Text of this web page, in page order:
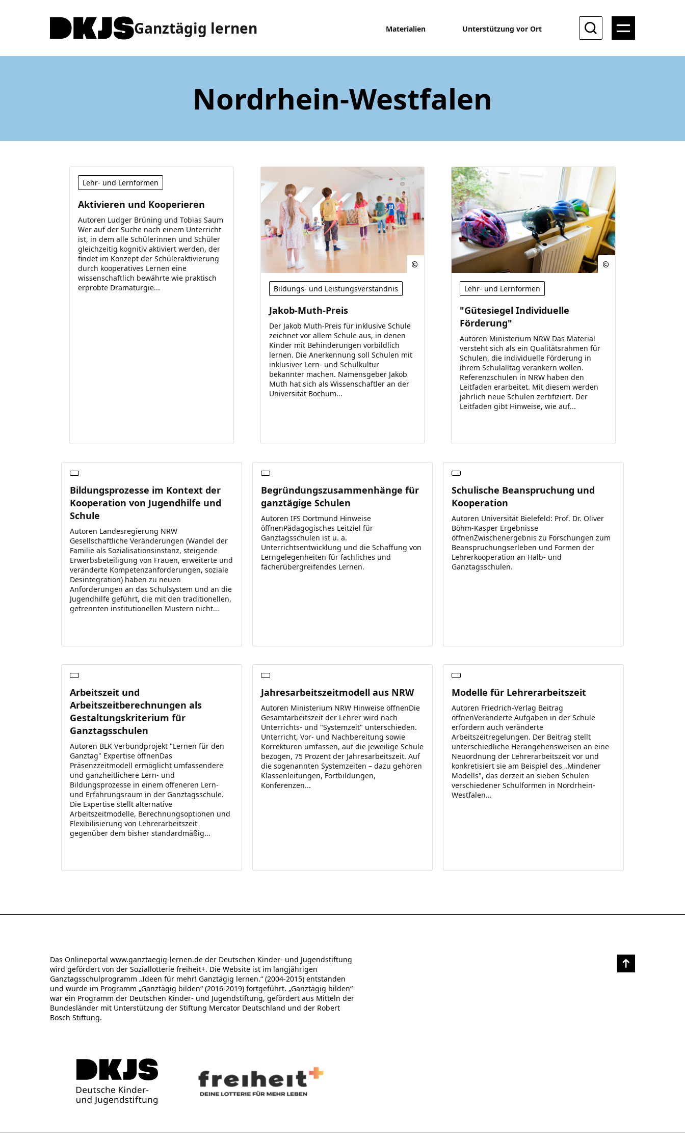
Ganztägig lernen Materialien Unterstützung vor Ort
Nordrhein-Westfalen
Lehr- und Lernformen
Aktivieren und Kooperieren
Autoren Ludger Brüning und Tobias Saum
Wer auf der Suche nach einem Unterricht
ist, in dem alle Schülerinnen und Schüler
gleichzeitig kognitiv aktiviert werden, der
findet im Konzept der Schüleraktivierung
durch kooperatives Lernen eine
wissenschaftlich bewährte wie praktisch
erprobte Dramaturgie...
Bildungs- und Leistungsverständnis
Jakob-Muth-Preis
Der Jakob Muth-Preis für inklusive Schule
zeichnet vor allem Schule aus, in denen
Kinder mit Behinderungen vorbildlich
lernen. Die Anerkennung soll Schulen mit
inklusiver Lern- und Schulkultur
bekannter machen. Namensgeber Jakob
Muth hat sich als Wissenschaftler an der
Universität Bochum...
Lehr- und Lernformen
"Gütesiegel Individuelle
Förderung"
Autoren Ministerium NRW Das Material
versteht sich als ein Qualitätsrahmen für
Schulen, die individuelle Förderung in
ihrem Schulalltag verankern wollen.
Referenzschulen in NRW haben den
Leitfaden erarbeitet. Mit diesem werden
jährlich neue Schulen zertifiziert. Der
Leitfaden gibt Hinweise, wie auf...
Bildungsprozesse im Kontext der
Kooperation von Jugendhilfe und
Schule
Autoren Landesregierung NRW
Gesellschaftliche Veränderungen (Wandel der
Familie als Sozialisationsinstanz, steigende
Erwerbsbeteiligung von Frauen, erweiterte und
veränderte Kompetenzanforderungen, soziale
Desintegration) haben zu neuen
Anforderungen an das Schulsystem und an die
Jugendhilfe geführt, die mit den traditionellen,
getrennten institutionellen Mustern nicht...
Begründungszusammenhänge für
ganztägige Schulen
Autoren IFS Dortmund Hinweise
öffnenPädagogisches Leitziel für
Ganztagsschulen ist u. a.
Unterrichtsentwicklung und die Schaffung von
Lerngelegenheiten für fachliches und
fächerübergreifendes Lernen.
Schulische Beanspruchung und
Kooperation
Autoren Universität Bielefeld: Prof. Dr. Oliver
Böhm-Kasper Ergebnisse
öffnenZwischenergebnis zu Forschungen zum
Beanspruchungserleben und Formen der
Lehrerkooperation an Halb- und
Ganztagsschulen.
Arbeitszeit und
Arbeitszeitberechnungen als
Gestaltungskriterium für
Ganztagsschulen
Autoren BLK Verbundprojekt "Lernen für den
Ganztag" Expertise öffnenDas
Präsenzzeitmodell ermöglicht umfassendere
und ganzheitlichere Lern- und
Bildungsprozesse in einem offeneren Lern-
und Erfahrungsraum in der Ganztagsschule.
Die Expertise stellt alternative
Arbeitszeitmodelle, Berechnungsoptionen und
Flexibilisierung von Lehrerarbeitszeit
gegenüber dem bisher standardmäßig...
Jahresarbeitszeitmodell aus NRW
Autoren Ministerium NRW Hinweise öffnenDie
Gesamtarbeitszeit der Lehrer wird nach
Unterrichts- und "Systemzeit" unterschieden.
Unterricht, Vor- und Nachbereitung sowie
Korrekturen umfassen, auf die jeweilige Schule
bezogen, 75 Prozent der Jahresarbeitszeit. Auf
die sogenannten Systemzeiten – dazu gehören
Klassenleitungen, Fortbildungen,
Konferenzen...
Modelle für Lehrerarbeitszeit
Autoren Friedrich-Verlag Beitrag
öffnenVeränderte Aufgaben in der Schule
erfordern auch veränderte
Arbeitszeitregelungen. Der Beitrag stellt
unterschiedliche Herangehensweisen an eine
Neuordnung der Lehrerarbeitszeit vor und
konkretisiert sie am Beispiel des „Mindener
Modells", das derzeit an sieben Schulen
verschiedener Schulformen in Nordrhein-
Westfalen...
Das Onlineportal www.ganztaegig-lernen.de der Deutschen Kinder- und Jugendstiftung
wird gefördert von der Soziallotterie freiheit+. Die Website ist im langjährigen
Ganztagsschulprogramm „Ideen für mehr! Ganztägig lernen.“ (2004-2015) entstanden
und wurde im Programm „Ganztägig bilden“ (2016-2019) fortgeführt. „Ganztägig bilden“
war ein Programm der Deutschen Kinder- und Jugendstiftung, gefördert aus Mitteln der
Bundesländer mit Unterstützung der Stiftung Mercator Deutschland und der Robert
Bosch Stiftung.